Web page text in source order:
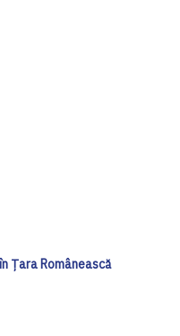
Țara Românească